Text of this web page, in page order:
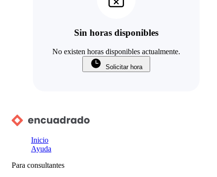
Sin horas disponibles
No existen horas disponibles actualmente.
Solicitar hora
Inicio
Ayuda
Para consultantes